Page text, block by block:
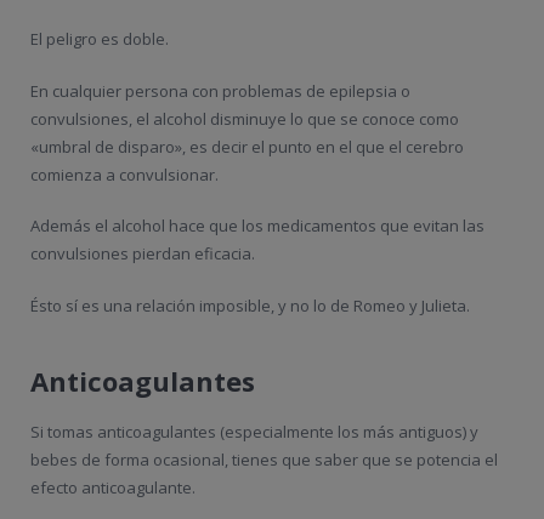
El peligro es doble.
En cualquier persona con problemas de epilepsia o
convulsiones, el alcohol disminuye lo que se conoce como
«umbral de disparo», es decir el punto en el que el cerebro
comienza a convulsionar.
Además el alcohol hace que los medicamentos que evitan las
convulsiones pierdan eficacia.
Ésto sí es una relación imposible, y no lo de Romeo y Julieta.
Anticoagulantes
Si tomas anticoagulantes (especialmente los más antiguos) y
bebes de forma ocasional, tienes que saber que se potencia el
efecto anticoagulante.